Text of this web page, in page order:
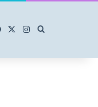
FacebookInstagram